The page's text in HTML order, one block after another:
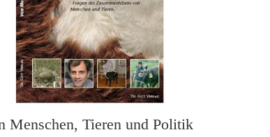
Menschen, Tieren und Politik